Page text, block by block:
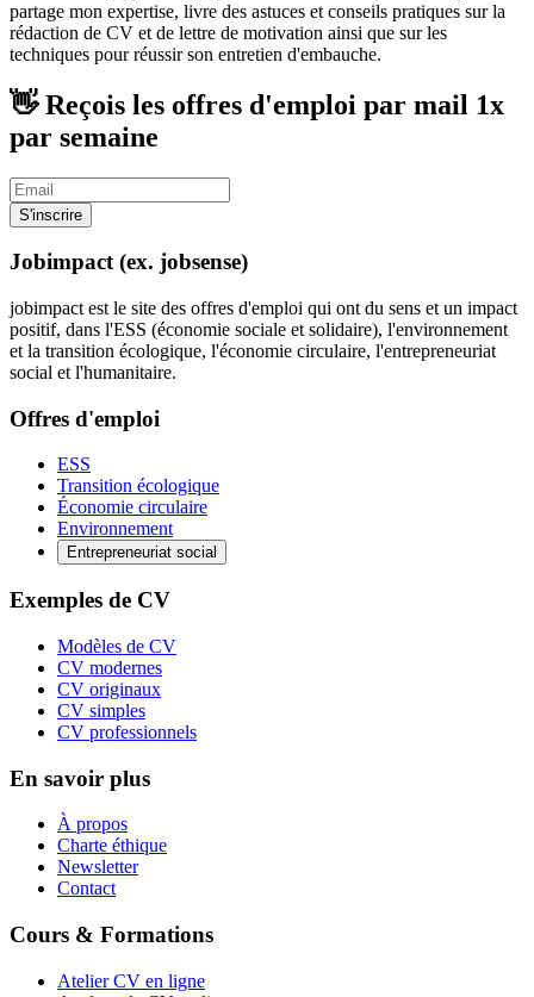
partage mon expertise, livre des astuces et conseils pratiques sur la
rédaction de CV et de lettre de motivation ainsi que sur les
techniques pour réussir son entretien d'embauche.
👋 Reçois les offres d'emploi par mail 1x
par semaine
S'inscrire
Jobimpact (ex. jobsense)
jobimpact est le site des offres d'emploi qui ont du sens et un impact
positif, dans l'ESS (économie sociale et solidaire), l'environnement
et la transition écologique, l'économie circulaire, l'entrepreneuriat
social et l'humanitaire.
Offres d'emploi
ESS
Transition écologique
Économie circulaire
Environnement
Entrepreneuriat social
Exemples de CV
Modèles de CV
CV modernes
CV originaux
CV simples
CV professionnels
En savoir plus
À propos
Charte éthique
Newsletter
Contact
Cours & Formations
Atelier CV en ligne